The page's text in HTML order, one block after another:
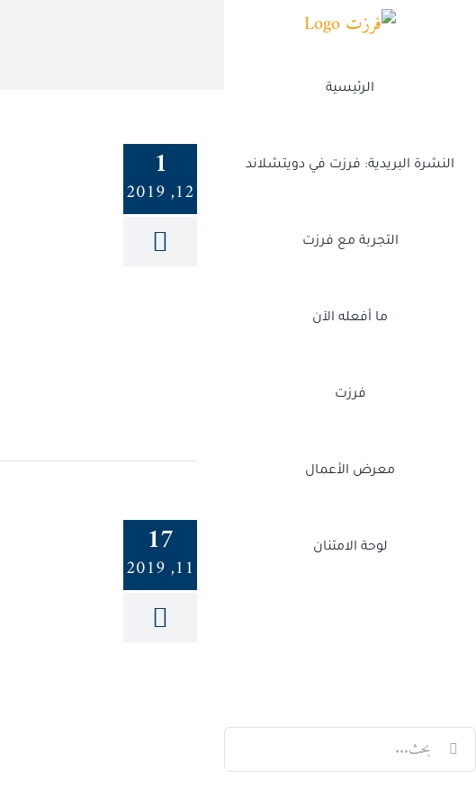
الرئيسية
النشرة البريدية: فرزت في دويتشلاند
التجربة مع فرزت
ما أفعله الآن
فرزت
معرض الأعمال
لوحة الامتنان
البحث
عن:
1
12, 2019
17
11, 2019